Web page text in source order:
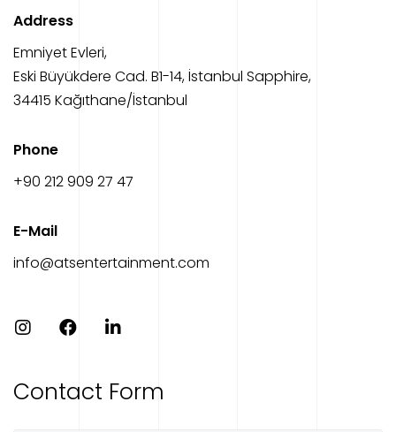
Address
Emniyet Evleri,
Eski Büyükdere Cad. B1-14, İstanbul Sapphire,
34415 Kağıthane/İstanbul
Phone
‎+90 212 909 27 47
E-Mail
info@atsentertainment.com
Contact Form